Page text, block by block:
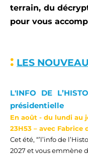
terrain, du
pour vous
: LES
L'INFO DE
présidentielle
En août - du lundi au
23H53 – avec Fabrice
Cet été, “’l’info de
2027 et vous emmène